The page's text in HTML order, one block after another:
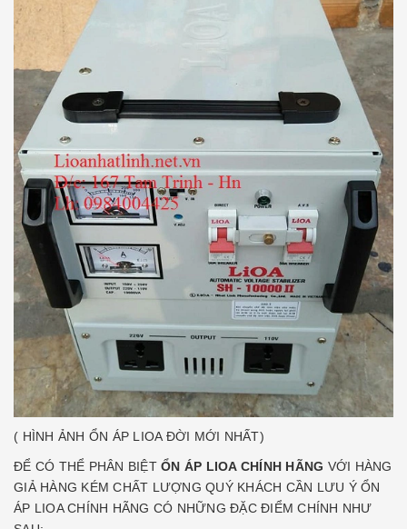
( HÌNH ẢNH ỔN ÁP LIOA ĐỜI MỚI NHẤT)
ĐỂ CÓ THỂ PHÂN BIỆT ỔN ÁP LIOA CHÍNH HÃNG VỚI HÀNG
GIẢ HÀNG KÉM CHẤT LƯỢNG QUÝ KHÁCH CẦN LƯU Ý ỔN
ÁP LIOA CHÍNH HÃNG CÓ NHỮNG ĐẶC ĐIỂM CHÍNH NHƯ